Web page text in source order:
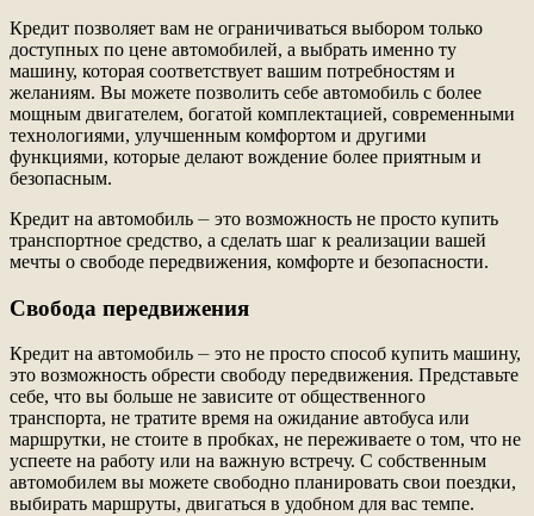
Кредит позволяет вам не ограничиваться выбором только
доступных по цене автомобилей, а выбрать именно ту
машину, которая соответствует вашим потребностям и
желаниям. Вы можете позволить себе автомобиль с более
мощным двигателем, богатой комплектацией, современными
технологиями, улучшенным комфортом и другими
функциями, которые делают вождение более приятным и
безопасным.
Кредит на автомобиль ⏤ это возможность не просто купить
транспортное средство, а сделать шаг к реализации вашей
мечты о свободе передвижения, комфорте и безопасности.
Свобода передвижения
Кредит на автомобиль ⏤ это не просто способ купить машину,
это возможность обрести свободу передвижения. Представьте
себе, что вы больше не зависите от общественного
транспорта, не тратите время на ожидание автобуса или
маршрутки, не стоите в пробках, не переживаете о том, что не
успеете на работу или на важную встречу. С собственным
автомобилем вы можете свободно планировать свои поездки,
выбирать маршруты, двигаться в удобном для вас темпе.